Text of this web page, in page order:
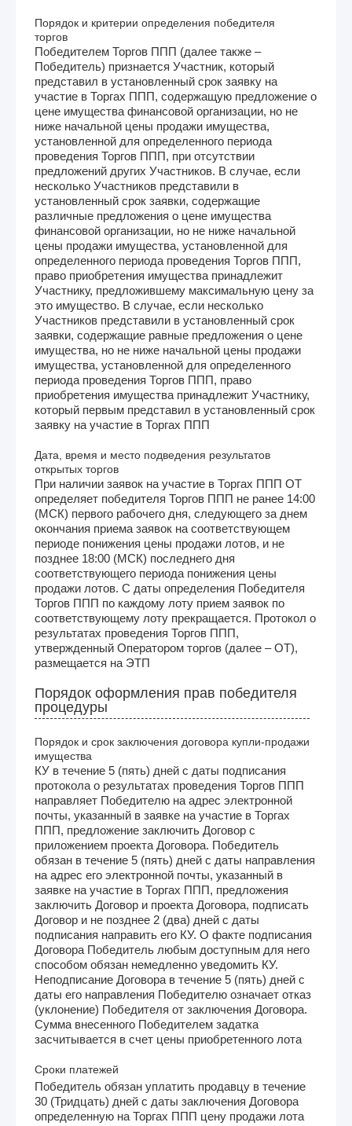
Порядок и критерии определения победителя
торгов
Победителем Торгов ППП (далее также –
Победитель) признается Участник, который
представил в установленный срок заявку на
участие в Торгах ППП, содержащую предложение о
цене имущества финансовой организации, но не
ниже начальной цены продажи имущества,
установленной для определенного периода
проведения Торгов ППП, при отсутствии
предложений других Участников. В случае, если
несколько Участников представили в
установленный срок заявки, содержащие
различные предложения о цене имущества
финансовой организации, но не ниже начальной
цены продажи имущества, установленной для
определенного периода проведения Торгов ППП,
право приобретения имущества принадлежит
Участнику, предложившему максимальную цену за
это имущество. В случае, если несколько
Участников представили в установленный срок
заявки, содержащие равные предложения о цене
имущества, но не ниже начальной цены продажи
имущества, установленной для определенного
периода проведения Торгов ППП, право
приобретения имущества принадлежит Участнику,
который первым представил в установленный срок
заявку на участие в Торгах ППП
Дата, время и место подведения результатов
открытых торгов
При наличии заявок на участие в Торгах ППП ОТ
определяет победителя Торгов ППП не ранее 14:00
(МСК) первого рабочего дня, следующего за днем
окончания приема заявок на соответствующем
периоде понижения цены продажи лотов, и не
позднее 18:00 (МСК) последнего дня
соответствующего периода понижения цены
продажи лотов. С даты определения Победителя
Торгов ППП по каждому лоту прием заявок по
соответствующему лоту прекращается. Протокол о
результатах проведения Торгов ППП,
утвержденный Оператором торгов (далее – ОТ),
размещается на ЭТП
Порядок оформления прав победителя
процедуры
Порядок и срок заключения договора купли-продажи
имущества
КУ в течение 5 (пять) дней с даты подписания
протокола о результатах проведения Торгов ППП
направляет Победителю на адрес электронной
почты, указанный в заявке на участие в Торгах
ППП, предложение заключить Договор с
приложением проекта Договора. Победитель
обязан в течение 5 (пять) дней с даты направления
на адрес его электронной почты, указанный в
заявке на участие в Торгах ППП, предложения
заключить Договор и проекта Договора, подписать
Договор и не позднее 2 (два) дней с даты
подписания направить его КУ. О факте подписания
Договора Победитель любым доступным для него
способом обязан немедленно уведомить КУ.
Неподписание Договора в течение 5 (пять) дней с
даты его направления Победителю означает отказ
(уклонение) Победителя от заключения Договора.
Сумма внесенного Победителем задатка
засчитывается в счет цены приобретенного лота
Сроки платежей
Победитель обязан уплатить продавцу в течение
30 (Тридцать) дней с даты заключения Договора
определенную на Торгах ППП цену продажи лота